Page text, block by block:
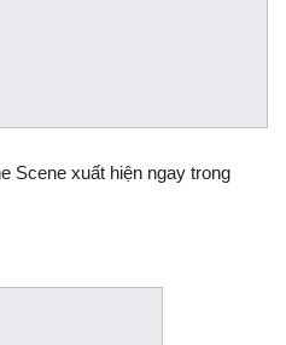
Scene xuất hiện ngay trong